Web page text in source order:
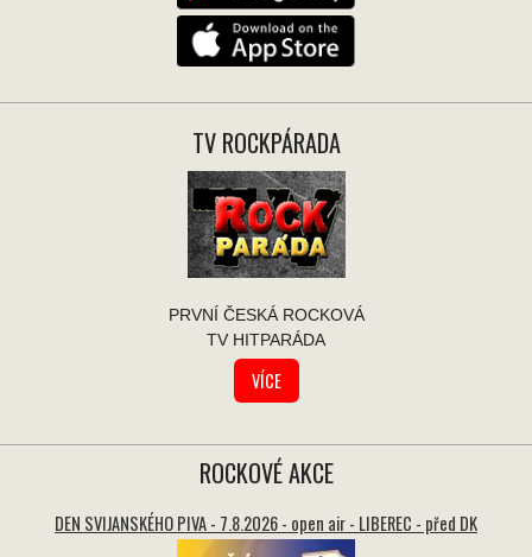
TV ROCKPÁRADA
PRVNÍ ČESKÁ ROCKOVÁ
TV HITPARÁDA
VÍCE
ROCKOVÉ AKCE
DEN SVIJANSKÉHO PIVA - 7.8.2026 - open air - LIBEREC - před DK